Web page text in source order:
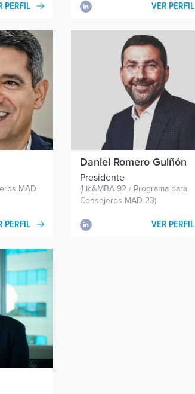
PERFIL VER PERFIL
MAD
PERFIL
Daniel Romero Guiñón
Presidente
(Lic&MBA 92 / Programa para
Consejeros MAD 23)
VER PERFIL